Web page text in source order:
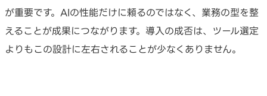
が重要です。AIの性能だけに頼るのではなく、業務の型を整
えることが成果につながります。導入の成否は、ツール選定
よりもこの設計に左右されることが少なくありません。